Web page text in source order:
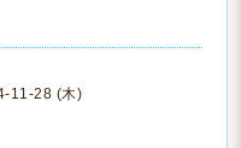
11-28 (木)